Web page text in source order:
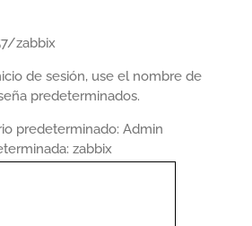
zabbix
de sesión, use el nombre de
predeterminados.
predeterminado: Admin
zabbix